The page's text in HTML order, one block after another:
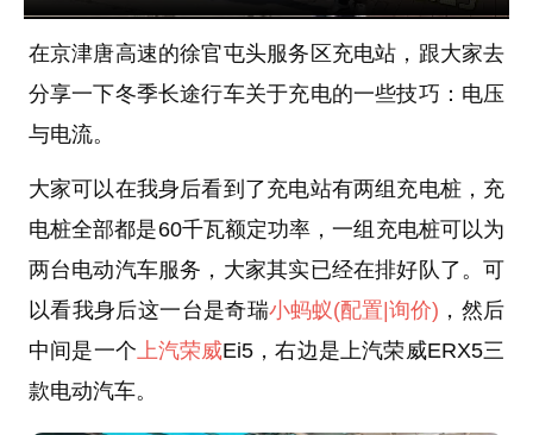
在京津唐高速的徐官屯头服务区充电站，跟大家去
分享一下冬季长途行车关于充电的一些技巧：电压
与电流。
大家可以在我身后看到了充电站有两组充电桩，充
电桩全部都是60千瓦额定功率，一组充电桩可以为
两台电动汽车服务，大家其实已经在排好队了。可
以看我身后这一台是奇瑞小蚂蚁(配置 |询价) ，然后
中间是一个上汽荣威Ei5，右边是上汽荣威ERX5三
款电动汽车。